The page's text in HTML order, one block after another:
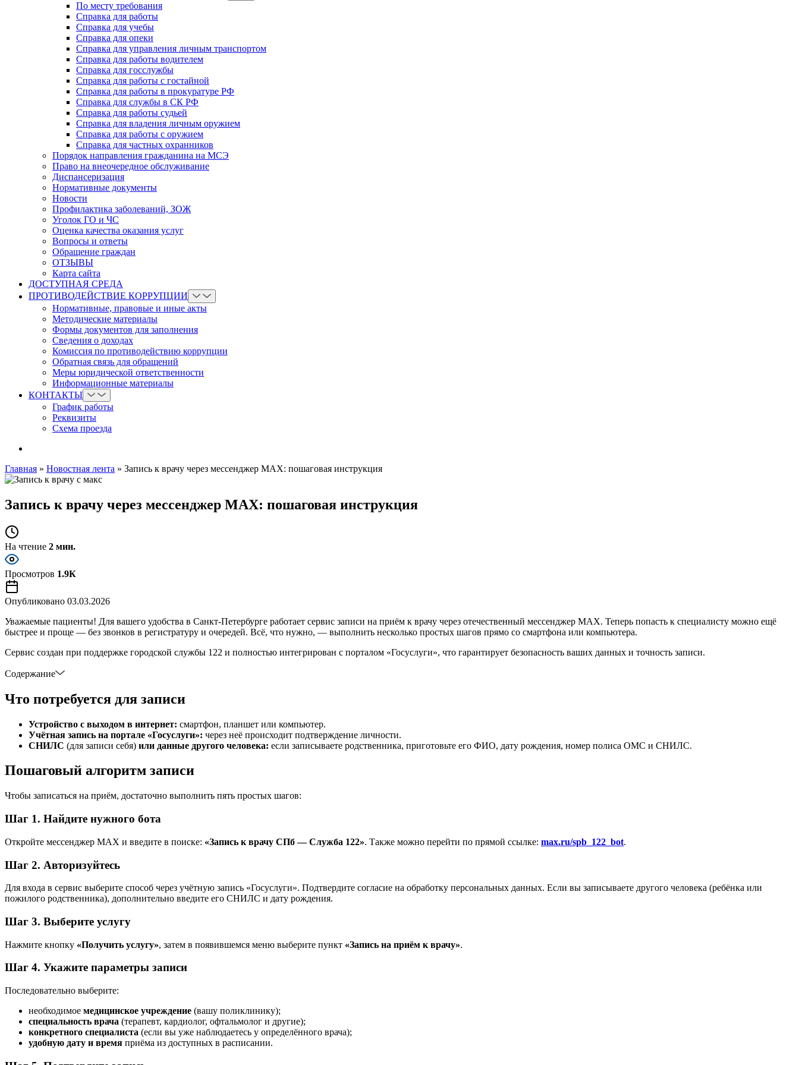
По месту требования
Справка для работы
Справка для учебы
Справка для опеки
Справка для управления личным транспортом
Справка для работы водителем
Справка для госслужбы
Справка для работы с гостайной
Справка для работы в прокуратуре РФ
Справка для службы в СК РФ
Справка для работы судьей
Справка для владения личным оружием
Справка для работы с оружием
Справка для частных охранников
Порядок направления гражданина на МСЭ
Право на внеочередное обслуживание
Диспансеризация
Нормативные документы
Новости
Профилактика заболеваний, ЗОЖ
Уголок ГО и ЧС
Оценка качества оказания услуг
Вопросы и ответы
Обращение граждан
ОТЗЫВЫ
Карта сайта
ДОСТУПНАЯ СРЕДА
ПРОТИВОДЕЙСТВИЕ КОРРУПЦИИ
Нормативные, правовые и иные акты
Методические материалы
Формы документов для заполнения
Сведения о доходах
Комиссия по противодействию коррупции
Обратная связь для обращений
Меры юридической ответственности
Информационные материалы
КОНТАКТЫ
График работы
Реквизиты
Схема проезда
Главная » Новостная лента » Запись к врачу через мессенджер MAX: пошаговая инструкция
Запись к врачу через мессенджер MAX: пошаговая инструкция
На чтение 2 мин.
Просмотров 1.9К
Опубликовано 03.03.2026
Уважаемые пациенты! Для вашего удобства в Санкт-Петербурге работает сервис записи на приём к врачу через отечественный мессенджер MAX. Теперь попасть к специалисту можно ещё
быстрее и проще — без звонков в регистратуру и очередей. Всё, что нужно, — выполнить несколько простых шагов прямо со смартфона или компьютера.
Сервис создан при поддержке городской службы 122 и полностью интегрирован с порталом «Госуслуги», что гарантирует безопасность ваших данных и точность записи.
Содержание
Что потребуется для записи
Устройство с выходом в интернет: смартфон, планшет или компьютер.
Учётная запись на портале «Госуслуги»: через неё происходит подтверждение личности.
СНИЛС (для записи себя) или данные другого человека: если записываете родственника, приготовьте его ФИО, дату рождения, номер полиса ОМС и СНИЛС.
Пошаговый алгоритм записи
Чтобы записаться на приём, достаточно выполнить пять простых шагов:
Шаг 1. Найдите нужного бота
Откройте мессенджер MAX и введите в поиске: «Запись к врачу СПб — Служба 122». Также можно перейти по прямой ссылке: max.ru/spb_122_bot.
Шаг 2. Авторизуйтесь
Для входа в сервис выберите способ через учётную запись «Госуслуги». Подтвердите согласие на обработку персональных данных. Если вы записываете другого человека (ребёнка или
пожилого родственника), дополнительно введите его СНИЛС и дату рождения.
Шаг 3. Выберите услугу
Нажмите кнопку «Получить услугу», затем в появившемся меню выберите пункт «Запись на приём к врачу».
Шаг 4. Укажите параметры записи
Последовательно выберите:
необходимое медицинское учреждение (вашу поликлинику);
специальность врача (терапевт, кардиолог, офтальмолог и другие);
конкретного специалиста (если вы уже наблюдаетесь у определённого врача);
удобную дату и время приёма из доступных в расписании.